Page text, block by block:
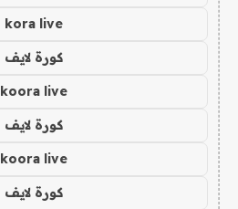
kora live
كورة لايف
koora live
كورة لايف
koora live
كورة لايف